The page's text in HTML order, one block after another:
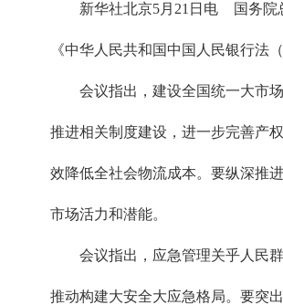
新华社北京5月21日电 国务院
《中华人民共和国中国人民银行法
会议指出，建设全国统一大市
推进相关制度建设，进一步完善产
效降低全社会物流成本。要纵深推
市场活力和潜能。
会议指出，应急管理关乎人民
推动构建大安全大应急格局。要突